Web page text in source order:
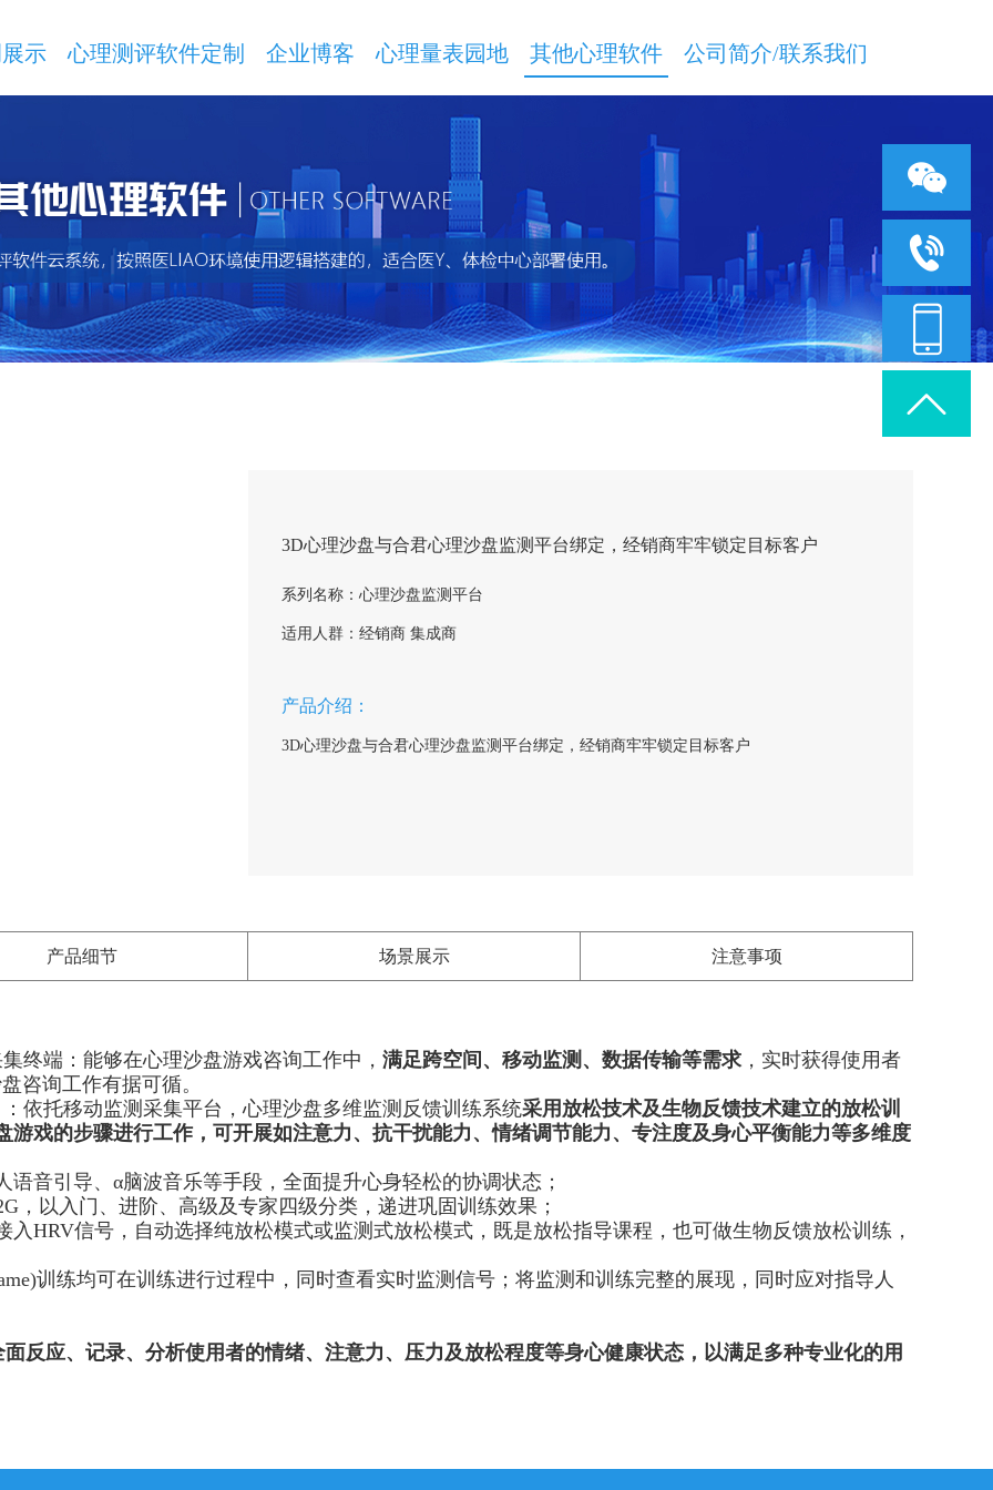
示 心理测评软件定制 企业博客 心理量表园地 其他心理软件 公司简介/联系我们
3D心理沙盘与合君心理沙盘监测平台绑定，经销商牢牢锁定目标客户
系列名称：心理沙盘监测平台
适用人群：经销商 集成商
产品介绍：
3D心理沙盘与合君心理沙盘监测平台绑定，经销商牢牢锁定目标客户
产品细节 场景展示 注意事项
终端：能够在心理沙盘游戏咨询工作中， 满足跨空间、移动监测、数据传输等需求 ，实时获得使用者
咨询工作有据可循。
依托移动监测采集平台，心理沙盘多维监测反馈训练系统采用放松技术及生物反馈技术建立的放松训
游戏的步骤进行工作，可开展如注意力、抗干扰能力、情绪调节能力、专注度及身心平衡能力等多维度
音引导、 α脑波音乐等手段，全面提升心身轻松的协调状态；
，以入门、进阶、高级及专家四级分类，递进巩固训练效果；
HRV信号，自动选择纯放松模式或监测式放松模式，既是放松指导课程，也可做生物反馈放松训练，
训练均可在训练进行过程中，同时查看实时监测信号；将监测和训练完整的展现，同时应对指导人
反应、记录、分析使用者的情绪、注意力、压力及放松程度等身心健康状态，以满足多种专业化的用
技术咨询：
客服咨询：